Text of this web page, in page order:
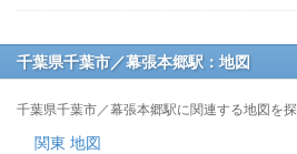
千葉県千葉市／幕張本郷駅：地図
千葉県千葉市／幕張本郷駅に関連する地図を探
関東 地図